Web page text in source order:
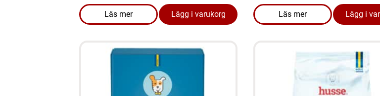
Läs mer
om produkten FYND Hundmat - Puppy 15 kg Utgånget datum 17.05.26
Lägg i varukorg Läs mer
om produkten FYND
Lägg i